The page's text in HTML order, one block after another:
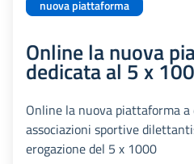
nuova piattaforma
Online la nuova
dedicata al 5 x
Online la nuova piattaforma
associazioni sportive
erogazione del 5 x 1000